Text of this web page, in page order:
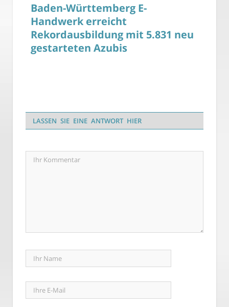
Baden-Württemberg E-
Handwerk erreicht
Rekordausbildung mit 5.831 neu
gestarteten Azubis
LASSEN SIE EINE ANTWORT HIER